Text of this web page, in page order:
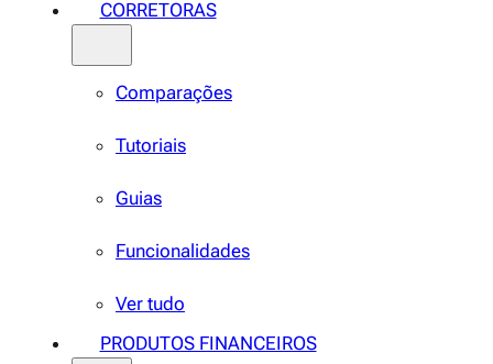
CORRETORAS
Comparações
Tutoriais
Guias
Funcionalidades
Ver tudo
PRODUTOS FINANCEIROS